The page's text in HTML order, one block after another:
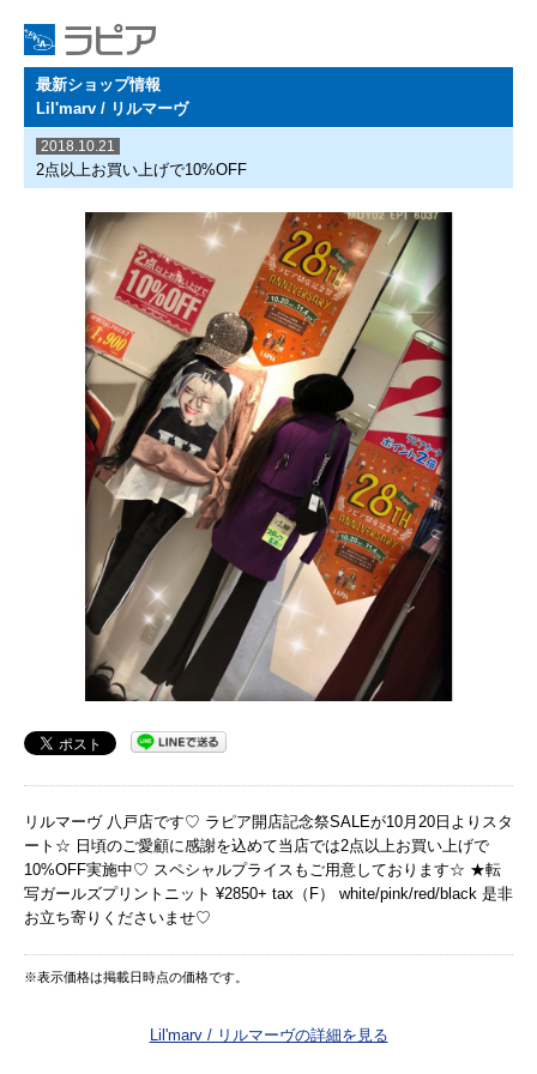
最新ショップ情報
Lil'marv / リルマーヴ
2018.10.21
2点以上お買い上げで10%OFF
リルマーヴ 八戸店です♡ ラピア開店記念祭SALEが10月20日よりスタ
ート☆ 日頃のご愛顧に感謝を込めて当店では2点以上お買い上げで
10%OFF実施中♡ スペシャルプライスもご用意しております☆ ★転
写ガールズプリントニット ¥2850+ tax（F） white/pink/red/black 是非
お立ち寄りくださいませ♡
※表示価格は掲載日時点の価格です。
Lil'marv / リルマーヴの詳細を見る